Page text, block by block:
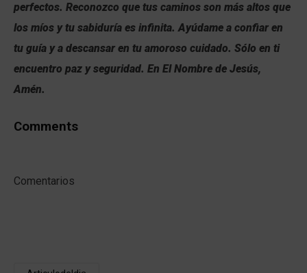
perfectos. Reconozco que tus caminos son más altos que
los míos y tu sabiduría es infinita. Ayúdame a confiar en
tu guía y a descansar en tu amoroso cuidado. Sólo en ti
encuentro paz y seguridad. En El Nombre de Jesús,
Amén.
Comments
Comentarios